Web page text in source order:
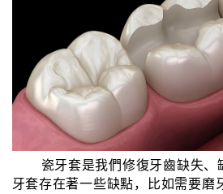
瓷牙套是我們修復牙齒缺失、
牙套存在著一些缺點，比如需要磨